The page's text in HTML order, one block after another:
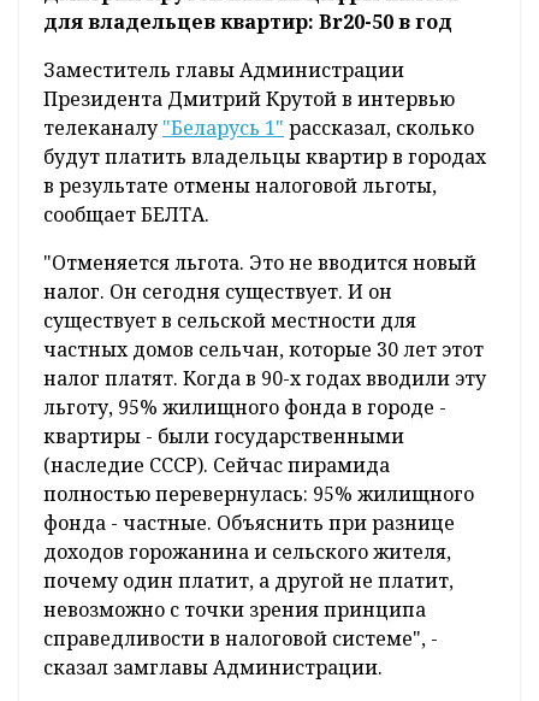
для владельцев квартир: Br20-50 в год
Заместитель главы Администрации
Президента Дмитрий Крутой в интервью
телеканалу"Беларусь 1" рассказал, сколько
будут платить владельцы квартир в городах
в результате отмены налоговой льготы,
сообщает БЕЛТА.
"Отменяется льгота. Это не вводится новый
налог. Он сегодня существует. И он
существует в сельской местности для
частных домов сельчан, которые 30 лет этот
налог платят. Когда в 90-х годах вводили эту
льготу, 95% жилищного фонда в городе -
квартиры - были государственными
(наследие СССР). Сейчас пирамида
полностью перевернулась: 95% жилищного
фонда - частные. Объяснить при разнице
доходов горожанина и сельского жителя,
почему один платит, а другой не платит,
невозможно с точки зрения принципа
справедливости в налоговой системе", -
сказал замглавы Администрации.